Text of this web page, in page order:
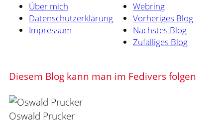
Über mich
Datenschutzerklärung
Impressum
Webring
Vorheriges Blog
Nächstes Blog
Zufälliges Blog
Diesem Blog kann man im Fedivers folgen
Oswald Prucker